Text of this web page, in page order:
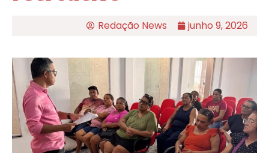
Redação News junho 9, 2026